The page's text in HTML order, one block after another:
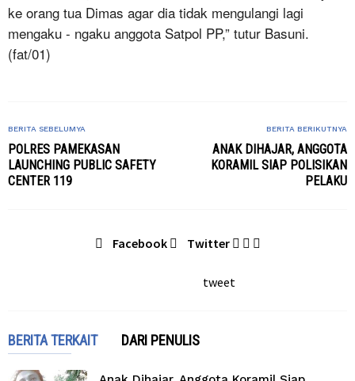
ke orang tua Dimas agar dia tidak mengulangi lagi
mengaku - ngaku anggota Satpol PP,” tutur Basuni.
(fat/01)
BERITA SEBELUMYA
POLRES PAMEKASAN
LAUNCHING PUBLIC SAFETY
CENTER 119
BERITA BERIKUTNYA
ANAK DIHAJAR, ANGGOTA
KORAMIL SIAP POLISIKAN
PELAKU
Facebook Twitter
tweet
BERITA TERKAIT DARI PENULIS